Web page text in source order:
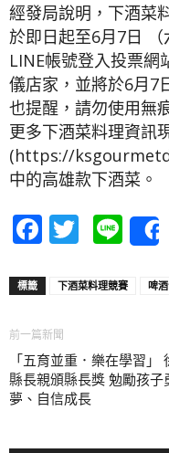
經發局說明，下酒菜
於即日起至6月7日
LINE帳號登入投票網
儀店家，並將於6月7
也提醒，請勿使用無
更多下酒菜料理資訊
(https://
中的高雄款下酒菜。
Facebook
Twitter
Line
標籤 下酒菜料理競賽 啤
前一篇新聞
「五育並重．樂在學習」
縣長親頒縣長獎 勉勵孩子
夢、自信成長